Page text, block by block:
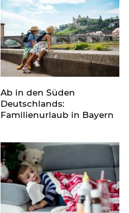
Ab in den Süden
Deutschlands:
Familienurlaub in Bayern